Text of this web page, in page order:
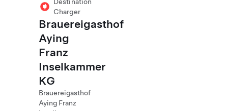
Charger
Brauereigasthof
Aying
Franz
Inselkammer
KG
Brauereigasthof
Aying Franz